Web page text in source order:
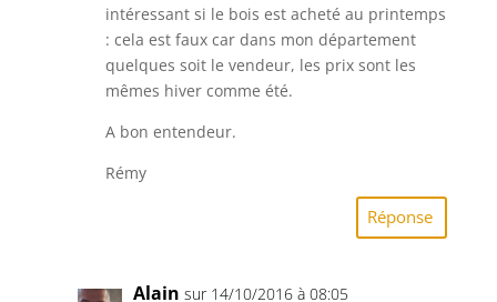
intéressant si le bois est acheté au printemps
: cela est faux car dans mon département
quelques soit le vendeur, les prix sont les
mêmes hiver comme été.
A bon entendeur.
Rémy
Réponse
Alain sur 14/10/2016 à 08:05